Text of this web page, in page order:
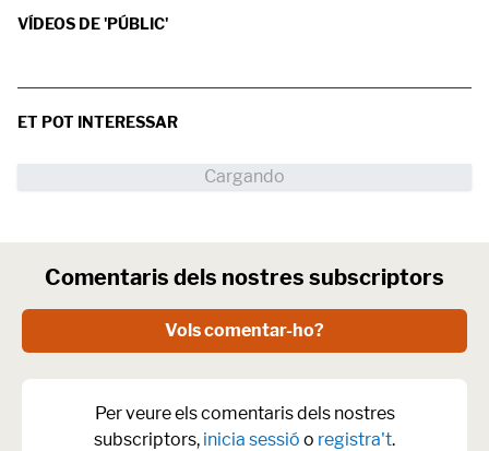
VÍDEOS DE 'PÚBLIC'
ET POT INTERESSAR
Comentaris dels nostres subscriptors
Vols comentar-ho?
Per veure els comentaris dels nostres
subscriptors, inicia sessió o registra't.